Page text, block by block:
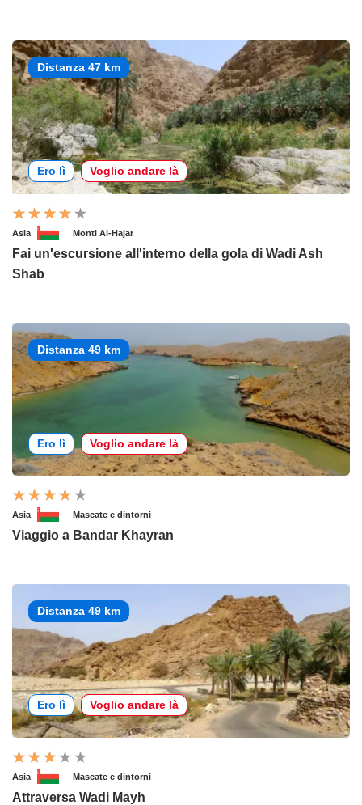
Distanza 47 km
Ero lì Voglio andare là
Asia Monti Al-Hajar
Fai un'escursione all'interno della gola di Wadi Ash
Shab
Distanza 49 km
Ero lì Voglio andare là
Asia Mascate e dintorni
Viaggio a Bandar Khayran
Distanza 49 km
Ero lì Voglio andare là
Asia Mascate e dintorni
Attraversa Wadi Mayh